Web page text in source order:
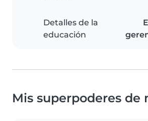
Detalles de la
educación
Mis superpoderes de